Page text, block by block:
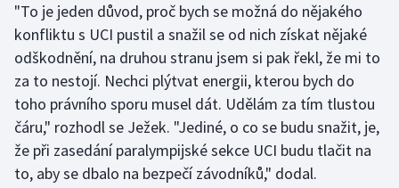
"To je jeden důvod, proč bych se možná do nějakého
konfliktu s UCI pustil a snažil se od nich získat nějaké
odškodnění, na druhou stranu jsem si pak řekl, že mi to
za to nestojí. Nechci plýtvat energii, kterou bych do
toho právního sporu musel dát. Udělám za tím tlustou
čáru," rozhodl se Ježek. "Jediné, o co se budu snažit, je,
že při zasedání paralympijské sekce UCI budu tlačit na
to, aby se dbalo na bezpečí závodníků," dodal.